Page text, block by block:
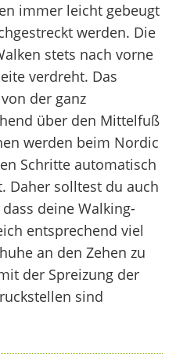
immer leicht gebeugt
werden. Die
stets nach vorne
verdreht. Das
der ganz
über den Mittelfuß
werden beim Nordic
Schritte automatisch
Daher solltest du auch
deine Walking-
entsprechend viel
an den Zehen zu
der Spreizung der
sind